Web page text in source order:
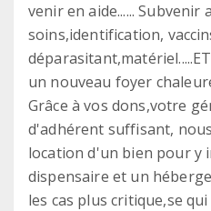
venir en aide......
soins,identification,
un nouveau foyer
Grâce à vos dons,votre
d'adhérent suffisant,
location d'un bien pour y
dispensaire et un
les cas plus critique,se